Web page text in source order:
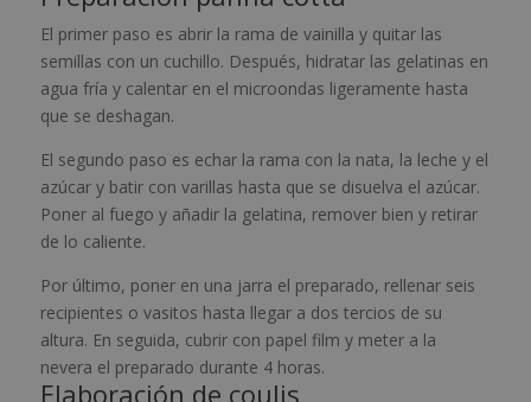
El primer paso es abrir la rama de vainilla y quitar las
semillas con un cuchillo. Después, hidratar las gelatinas en
agua fría y calentar en el microondas ligeramente hasta
que se deshagan.
El segundo paso es echar la rama con la nata, la leche y el
azúcar y batir con varillas hasta que se disuelva el azúcar.
Poner al fuego y añadir la gelatina, remover bien y retirar
de lo caliente.
Por último, poner en una jarra el preparado, rellenar seis
recipientes o vasitos hasta llegar a dos tercios de su
altura. En seguida, cubrir con papel film y meter a la
nevera el preparado durante 4 horas.
Elaboración de coulis